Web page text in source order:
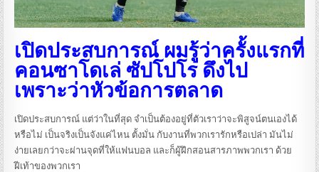
เปิดประสบการณ์ ผมรู้ว่าครั้งแรกที่
คอนซาโดเล่ ซัปโปโร ดึงไป
เพราะว่าหัวข้อการตลาด
เปิดประสบการณ์ แต่ว่าในที่สุด จำเป็นต้องอยู่ที่ตัวเราว่าจะพิสูจน์ตนเองได้
หรือไม่ เป็นจริงเป็นจังแค่ไหน ตั้งมั่น กับงานที่พวกเรารักหรือเปล่า มันไม่
ง่ายเลยกว่าจะผ่านจุดที่ให้แฟนบอล และก็ผู้ฝึกสอนสารภาพพวกเรา ด้วย
ฝีเท้าของพวกเรา